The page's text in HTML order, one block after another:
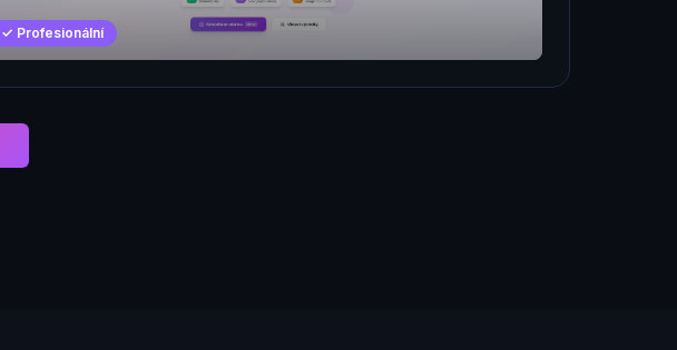
✓ Profesionální